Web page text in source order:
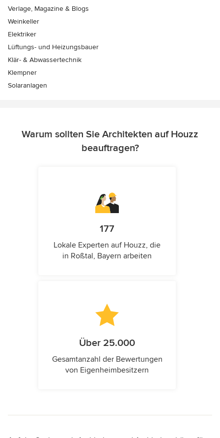
Verlage, Magazine & Blogs
Weinkeller
Elektriker
Lüftungs- und Heizungsbauer
Klär- & Abwassertechnik
Klempner
Solaranlagen
Warum sollten Sie Architekten auf Houzz
beauftragen?
177
Lokale Experten auf Houzz, die
in Roßtal, Bayern arbeiten
Über 25.000
Gesamtanzahl der Bewertungen
von Eigenheimbesitzern